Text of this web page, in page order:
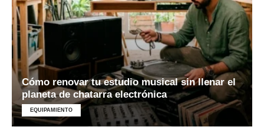
Cómo renovar tu estudio musical sin llenar el
planeta de chatarra electrónica
EQUIPAMIENTO